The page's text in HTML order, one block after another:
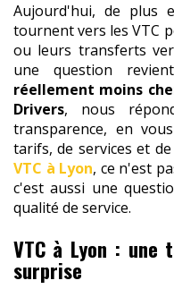
Aujourd'hui, de plus
tournent vers les VTC
ou leurs transferts
une question
réellement moins
Drivers, nous
transparence, en
tarifs, de services et
VTC à Lyon, ce n'est
c'est aussi une
qualité de service.
VTC à Lyon :
surprise